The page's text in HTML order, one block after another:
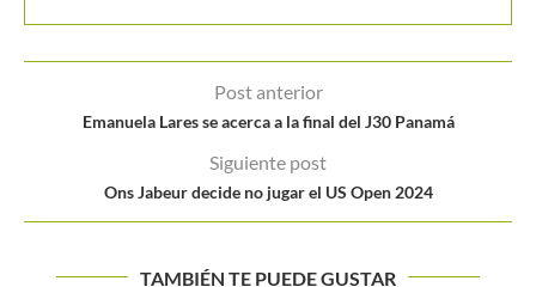
Post anterior
Emanuela Lares se acerca a la final del J30 Panamá
Siguiente post
Ons Jabeur decide no jugar el US Open 2024
TAMBIÉN TE PUEDE GUSTAR